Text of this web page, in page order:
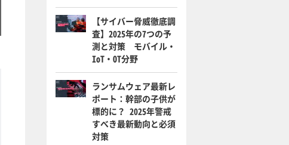
【サイバー脅威徹底調
査】2025年の7つの予
測と対策 モバイル・
IoT・OT分野
ランサムウェア最新レ
ポート：幹部の子供が
標的に？ 2025年警戒
すべき最新動向と必須
対策